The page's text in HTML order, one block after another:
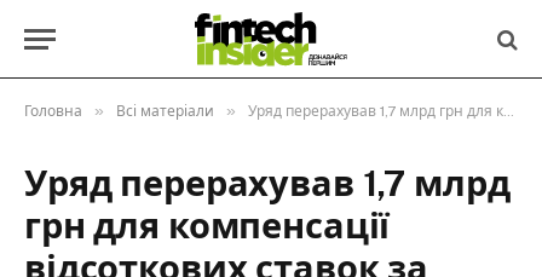
Головна » Всі матеріали » Уряд перерахував 1,7 млрд грн для компенсації відсоткових ставок за програмою “Доступні кредити 5-7-9%”
Уряд перерахував 1,7 млрд
грн для компенсації
відсоткових ставок за